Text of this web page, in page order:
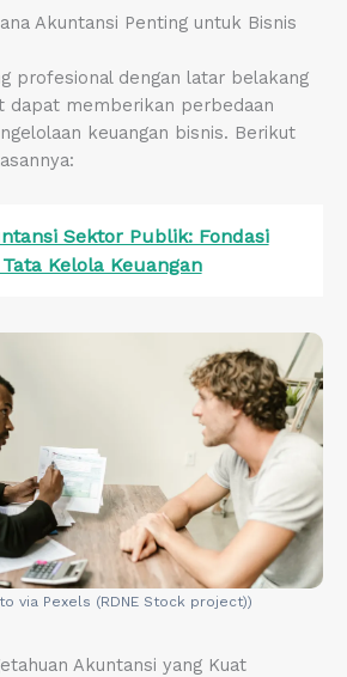
Akuntansi Penting untuk Bisnis
profesional dengan latar belakang
dapat memberikan perbedaan
keuangan bisnis. Berikut
Sektor Publik: Fondasi
Kelola Keuangan
via Pexels (RDNE Stock project))
Akuntansi yang Kuat